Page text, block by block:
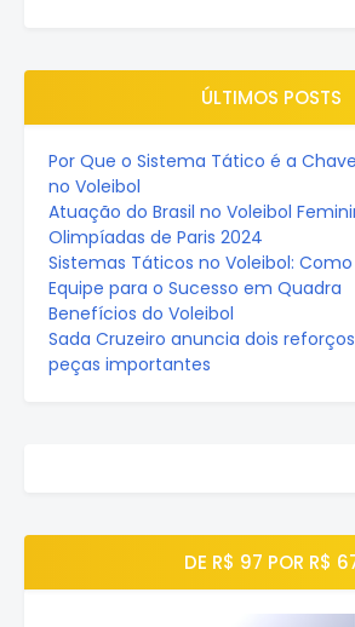
ÚLTIMOS POSTS
Por Que o Sistema Tático é a
no Voleibol
Atuação do Brasil no Voleibol
Olimpíadas de Paris 2024
Sistemas Táticos no Voleibol:
Equipe para o Sucesso em Quadra
Benefícios do Voleibol
Sada Cruzeiro anuncia dois
peças importantes
DE R$ 97 POR R$